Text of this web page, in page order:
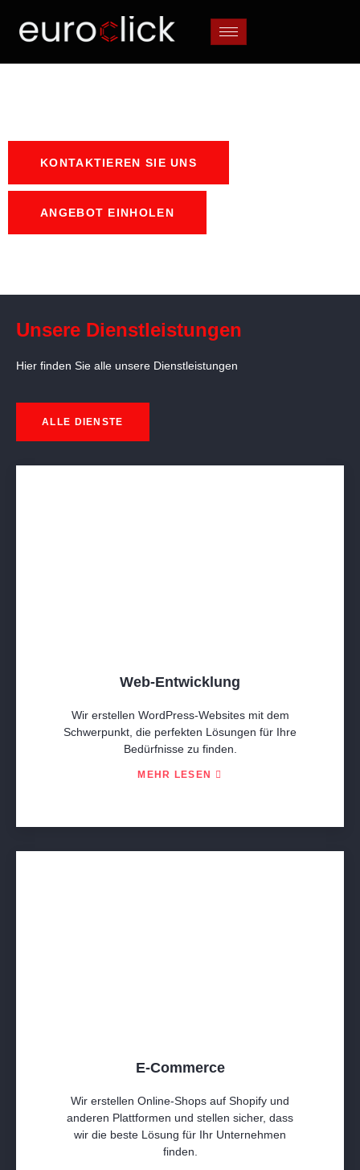
KONTAKTIEREN SIE UNS
ANGEBOT EINHOLEN
Unsere Dienstleistungen
Hier finden Sie alle unsere Dienstleistungen
ALLE DIENSTE
Web-Entwicklung
Wir erstellen WordPress-Websites mit dem
Schwerpunkt, die perfekten Lösungen für Ihre
Bedürfnisse zu finden.
MEHR LESEN
E-Commerce
Wir erstellen Online-Shops auf Shopify und
anderen Plattformen und stellen sicher, dass
wir die beste Lösung für Ihr Unternehmen
finden.